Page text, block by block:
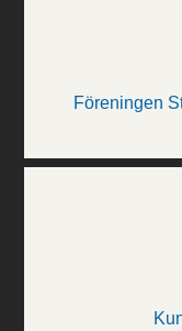
Föreningen